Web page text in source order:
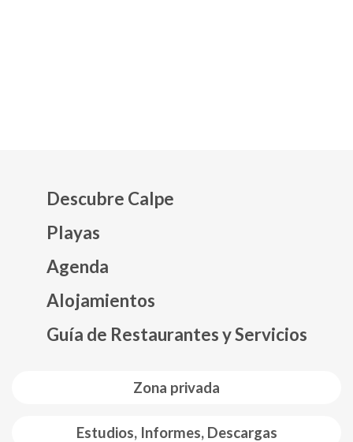
Zona privada
Estudios, Informes, Descargas
Descubre Calpe
Playas
Agenda
Alojamientos
Guía de Restaurantes y Servicios